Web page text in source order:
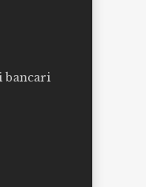
bancari